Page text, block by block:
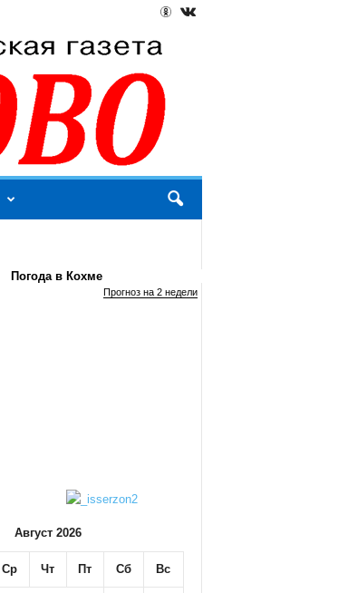
Погода в Кохме
Прогноз на 2 недели
Август 2026
Ср Чт Пт Сб Вс